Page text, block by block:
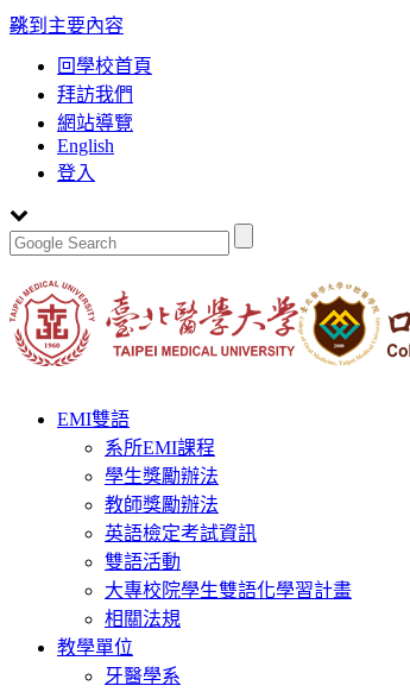
跳到主要內容
:::
回學校首頁
拜訪我們
網站導覽
English
登入
Toggle
navigation
EMI雙語
系所EMI課程
學生獎勵辦法
教師獎勵辦法
英語檢定考試資訊
雙語活動
大專校院學生雙語化學習計畫
相關法規
教學單位
牙醫學系